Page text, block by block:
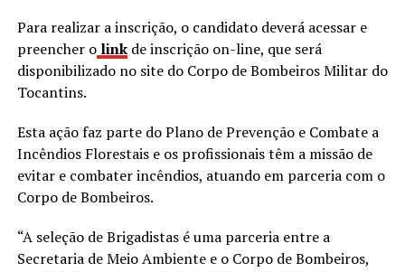
Para realizar a inscrição, o candidato deverá acessar e
preencher o linkde inscrição on-line, que será
disponibilizado no site do Corpo de Bombeiros Militar do
Tocantins.
Esta ação faz parte do Plano de Prevenção e Combate a
Incêndios Florestais e os profissionais têm a missão de
evitar e combater incêndios, atuando em parceria com o
Corpo de Bombeiros.
“A seleção de Brigadistas é uma parceria entre a
Secretaria de Meio Ambiente e o Corpo de Bombeiros,